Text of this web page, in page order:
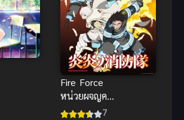
Fire Force
หน่วยผจญคน
ไฟลุก ภาค 1
7